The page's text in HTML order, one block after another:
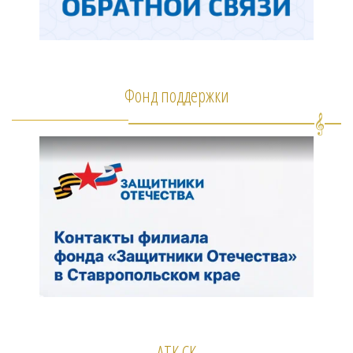
Фонд поддержки